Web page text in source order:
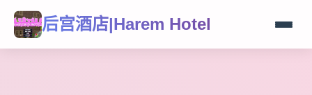
后宫酒店|Harem Hotel